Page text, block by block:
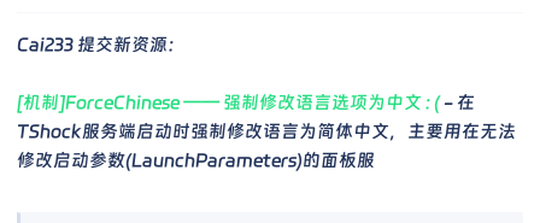
Cai233 提交新资源：
[机制]ForceChinese —— 强制修改语言选项为中文 : (- 在
TShock服务端启动时强制修改语言为简体中文，主要用在无法
修改启动参数(LaunchParameters)的面板服